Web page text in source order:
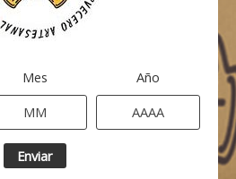
Mes Año
Enviar